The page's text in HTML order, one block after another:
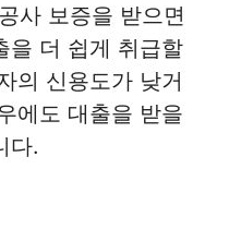
사 보증을 받으면
을 더 쉽게 취급할
의 신용도가 낮거
에도 대출을 받을
다.